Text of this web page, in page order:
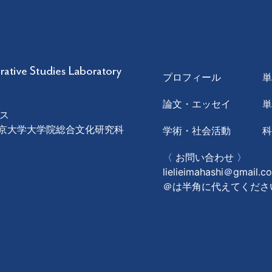
学大学院総合文化研究科
プロフィール
論文・エッセイ
学術・社会活動
〈 お問い合わせ 〉
lielieimahashi＠
＠は半角に代えてくだ